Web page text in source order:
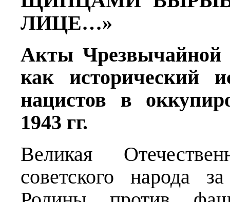
ЛИЦЕ…»
Акты Чрезвычайной
как исторический
нацистов в
1943 гг.
Великая
советского народа